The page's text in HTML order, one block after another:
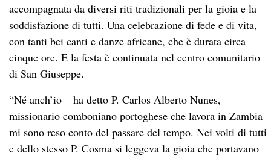
accompagnata da diversi riti tradizionali per la gioia e la
soddisfazione di tutti. Una celebrazione di fede e di vita,
con tanti bei canti e danze africane, che è durata circa
cinque ore. E la festa è continuata nel centro comunitario
di San Giuseppe.
“Né anch’io – ha detto P. Carlos Alberto Nunes,
missionario comboniano portoghese che lavora in Zambia –
mi sono reso conto del passare del tempo. Nei volti di tutti
e dello stesso P. Cosma si leggeva la gioia che portavano